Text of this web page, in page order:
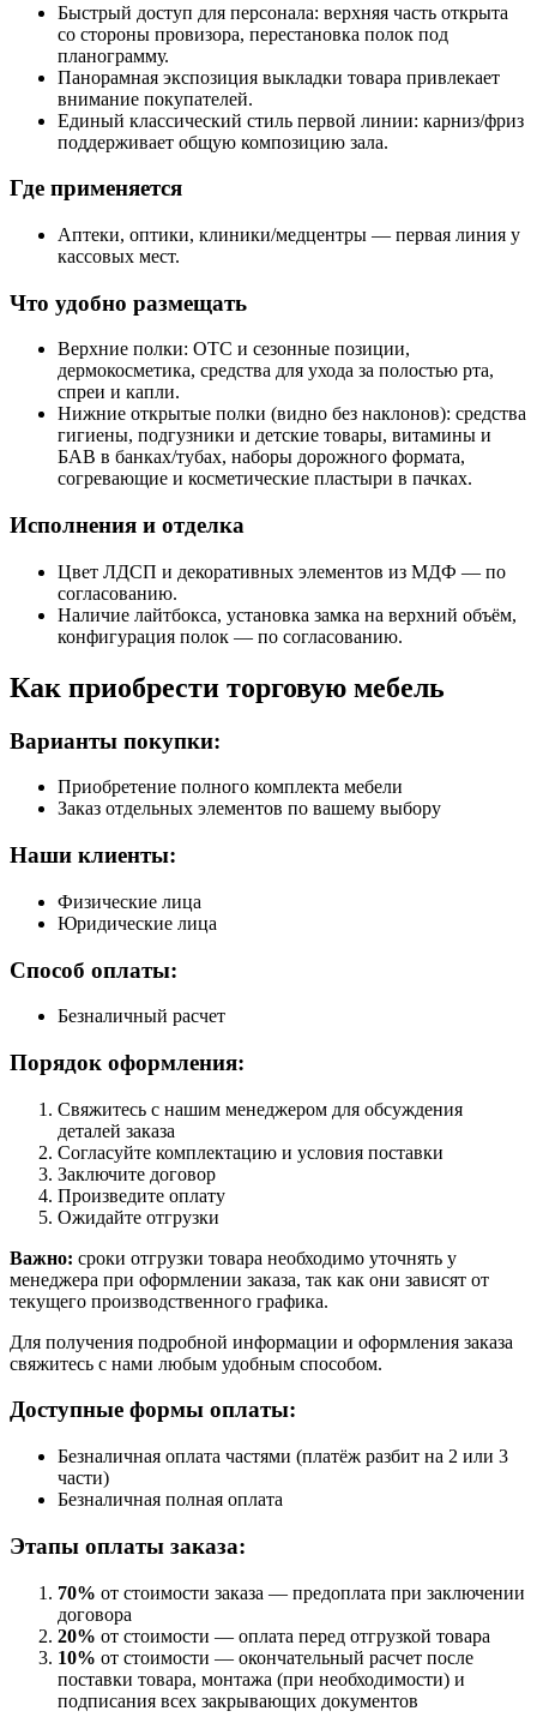
Быстрый доступ для персонала: верхняя часть открыта
со стороны провизора, перестановка полок под
планограмму.
Панорамная экспозиция выкладки товара привлекает
внимание покупателей.
Единый классический стиль первой линии: карниз/фриз
поддерживает общую композицию зала.
Где применяется
Аптеки, оптики, клиники/медцентры — первая линия у
кассовых мест.
Что удобно размещать
Верхние полки: OTC и сезонные позиции,
дермокосметика, средства для ухода за полостью рта,
спреи и капли.
Нижние открытые полки (видно без наклонов): средства
гигиены, подгузники и детские товары, витамины и
БАВ в банках/тубах, наборы дорожного формата,
согревающие и косметические пластыри в пачках.
Исполнения и отделка
Цвет ЛДСП и декоративных элементов из МДФ — по
согласованию.
Наличие лайтбокса, установка замка на верхний объём,
конфигурация полок — по согласованию.
Как приобрести торговую мебель
Варианты покупки:
Приобретение полного комплекта мебели
Заказ отдельных элементов по вашему выбору
Наши клиенты:
Физические лица
Юридические лица
Способ оплаты:
Безналичный расчет
Порядок оформления:
Свяжитесь с нашим менеджером для обсуждения
деталей заказа
Согласуйте комплектацию и условия поставки
Заключите договор
Произведите оплату
Ожидайте отгрузки
Важно: сроки отгрузки товара необходимо уточнять у
менеджера при оформлении заказа, так как они зависят от
текущего производственного графика.
Для получения подробной информации и оформления заказа
свяжитесь с нами любым удобным способом.
Доступные формы оплаты:
Безналичная оплата частями (платёж разбит на 2 или 3
части)
Безналичная полная оплата
Этапы оплаты заказа:
70% от стоимости заказа — предоплата при заключении
договора
20% от стоимости — оплата перед отгрузкой товара
10% от стоимости — окончательный расчет после
поставки товара, монтажа (при необходимости) и
подписания всех закрывающих документов